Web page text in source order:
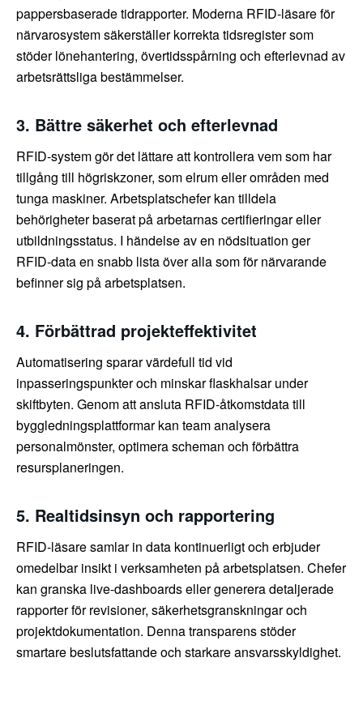
pappersbaserade tidrapporter. Moderna RFID-läsare för
närvarosystem säkerställer korrekta tidsregister som
stöder lönehantering, övertidsspårning och efterlevnad av
arbetsrättsliga bestämmelser.
3. Bättre säkerhet och efterlevnad
RFID-system gör det lättare att kontrollera vem som har
tillgång till högriskzoner, som elrum eller områden med
tunga maskiner. Arbetsplatschefer kan tilldela
behörigheter baserat på arbetarnas certifieringar eller
utbildningsstatus. I händelse av en nödsituation ger
RFID-data en snabb lista över alla som för närvarande
befinner sig på arbetsplatsen.
4. Förbättrad projekteffektivitet
Automatisering sparar värdefull tid vid
inpasseringspunkter och minskar flaskhalsar under
skiftbyten. Genom att ansluta RFID-åtkomstdata till
byggledningsplattformar kan team analysera
personalmönster, optimera scheman och förbättra
resursplaneringen.
5. Realtidsinsyn och rapportering
RFID-läsare samlar in data kontinuerligt och erbjuder
omedelbar insikt i verksamheten på arbetsplatsen. Chefer
kan granska live-dashboards eller generera detaljerade
rapporter för revisioner, säkerhetsgranskningar och
projektdokumentation. Denna transparens stöder
smartare beslutsfattande och starkare ansvarsskyldighet.